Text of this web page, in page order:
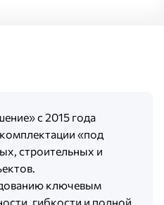
с 2015 года
«под
строительных и
ключевым
гибкости и полной